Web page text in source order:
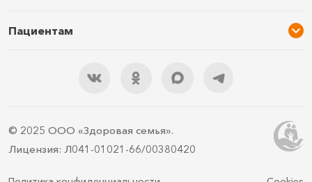
Услуги и цены
Контакты
Пациентам
Подарочный сертификат
Правила подготовки
ДМС
© 2025 ООО «Здоровая семья».
Лицензия: Л041-01021-66/00380420